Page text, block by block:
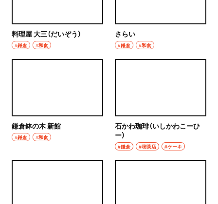
所沢・狭山・入間・飯能
狭山
川越・朝霞・ふじみ野・志木
バー
日本酒
せんべろ
料理屋 大三（だいぞう）
#鎌倉 #和食
さらい
#鎌倉 #和食
鎌倉鉢の木 新館
#鎌倉 #和食
石かわ珈琲（いしかわこーひ
ー）
#鎌倉 #喫茶店 #ケーキ